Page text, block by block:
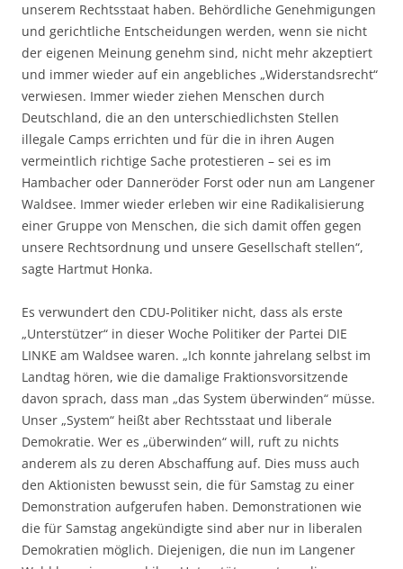
unserem Rechtsstaat haben. Behördliche Genehmigungen
und gerichtliche Entscheidungen werden, wenn sie nicht
der eigenen Meinung genehm sind, nicht mehr akzeptiert
und immer wieder auf ein angebliches „Widerstandsrecht“
verwiesen. Immer wieder ziehen Menschen durch
Deutschland, die an den unterschiedlichsten Stellen
illegale Camps errichten und für die in ihren Augen
vermeintlich richtige Sache protestieren – sei es im
Hambacher oder Danneröder Forst oder nun am Langener
Waldsee. Immer wieder erleben wir eine Radikalisierung
einer Gruppe von Menschen, die sich damit offen gegen
unsere Rechtsordnung und unsere Gesellschaft stellen“,
sagte Hartmut Honka.
Es verwundert den CDU-Politiker nicht, dass als erste
„Unterstützer“ in dieser Woche Politiker der Partei DIE
LINKE am Waldsee waren. „Ich konnte jahrelang selbst im
Landtag hören, wie die damalige Fraktionsvorsitzende
davon sprach, dass man „das System überwinden“ müsse.
Unser „System“ heißt aber Rechtsstaat und liberale
Demokratie. Wer es „überwinden“ will, ruft zu nichts
anderem als zu deren Abschaffung auf. Dies muss auch
den Aktionisten bewusst sein, die für Samstag zu einer
Demonstration aufgerufen haben. Demonstrationen wie
die für Samstag angekündigte sind aber nur in liberalen
Demokratien möglich. Diejenigen, die nun im Langener